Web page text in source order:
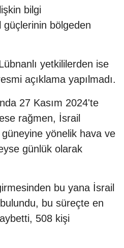
bilgi
güçlerinin bölgeden
yetkililerden ise
açıklama yapılmadı.
27 Kasım 2024'te
rağmen, İsrail
yönelik hava ve
günlük olarak
bu yana İsrail
bu süreçte en
508 kişi